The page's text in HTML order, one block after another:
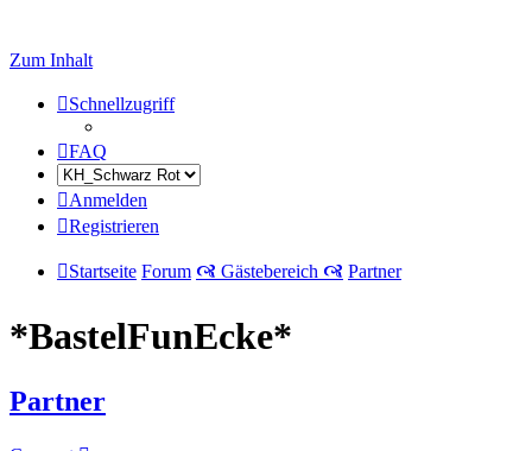
Zum Inhalt
Schnellzugriff
FAQ
Anmelden
Registrieren
Startseite Forum 🙧 Gästebereich 🙧 Partner
*BastelFunEcke*
Partner